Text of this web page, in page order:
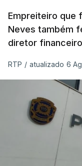
Empreiteiro que
Neves também
diretor financeiro
RTP / atualizado 6